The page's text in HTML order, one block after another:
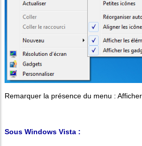
Remarquer la présence du menu :
Sous Windows Vista :